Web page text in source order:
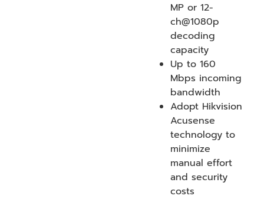
MP or 12-
ch@1080p
decoding
capacity
Up to 160
Mbps incoming
bandwidth
Adopt Hikvision
Acusense
technology to
minimize
manual effort
and security
costs